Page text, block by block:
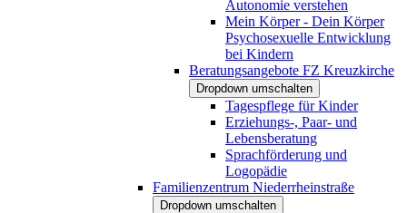
Autonomie verstehen
Mein Körper - Dein Körper
Psychosexuelle Entwicklung
bei Kindern
Beratungsangebote FZ Kreuzkirche
Dropdown umschalten
Tagespflege für Kinder
Erziehungs-, Paar- und
Lebensberatung
Sprachförderung und
Logopädie
Familienzentrum Niederrheinstraße
Dropdown umschalten